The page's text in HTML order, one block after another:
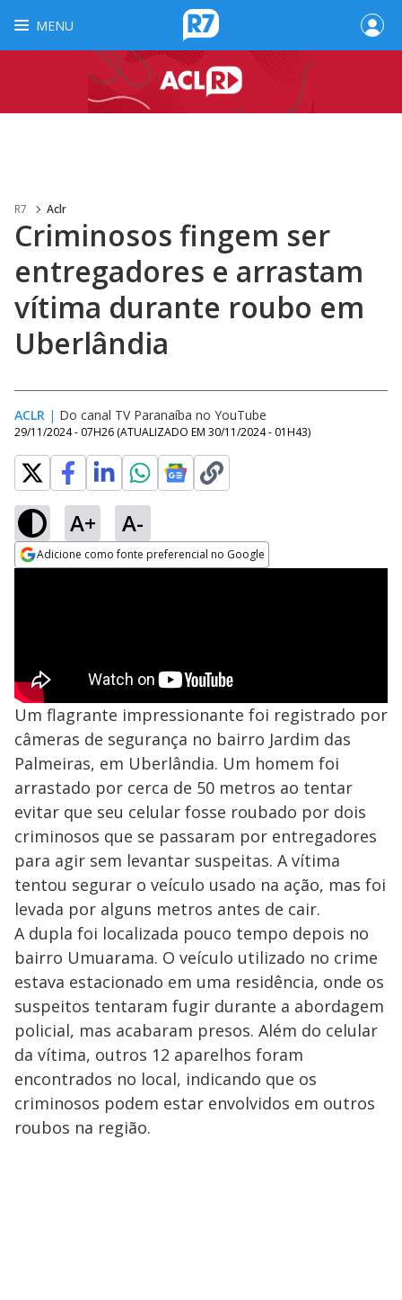
MENU
R7 Aclr
Criminosos fingem ser
entregadores e arrastam
vítima durante roubo em
Uberlândia
ACLR | Do canal TV Paranaíba no YouTube
29/11/2024 - 07H26 (ATUALIZADO EM 30/11/2024 - 01H43)
A+ A-
Adicione como fonte preferencial no Google
Um flagrante impressionante foi registrado por
câmeras de segurança no bairro Jardim das
Palmeiras, em Uberlândia. Um homem foi
arrastado por cerca de 50 metros ao tentar
evitar que seu celular fosse roubado por dois
criminosos que se passaram por entregadores
para agir sem levantar suspeitas. A vítima
tentou segurar o veículo usado na ação, mas foi
levada por alguns metros antes de cair.
A dupla foi localizada pouco tempo depois no
bairro Umuarama. O veículo utilizado no crime
estava estacionado em uma residência, onde os
suspeitos tentaram fugir durante a abordagem
policial, mas acabaram presos. Além do celular
da vítima, outros 12 aparelhos foram
encontrados no local, indicando que os
criminosos podem estar envolvidos em outros
roubos na região.